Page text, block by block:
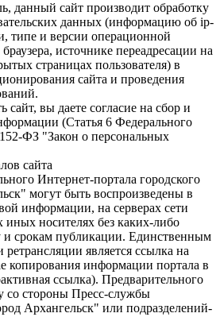
данный сайт производит обработку
данных (информацию об ip-
типе и версии операционной
источнике переадресации на
страницах пользователя) в
сайта и проведения
сайт, вы даете согласие на сбор и
(Статья 6 Федерального
ФЗ "Закон о персональных
сайта
Интернет-портала городского
могут быть воспроизведены в
информации, на серверах сети
носителях без каких-либо
и срокам публикации. Единственным
является ссылка на
копирования информации портала в
ссылка). Предварительного
со стороны Пресс-службы
Архангельск" или подразделений-